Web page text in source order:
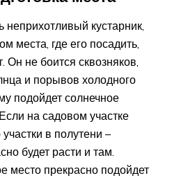
неприхотливый кустарник,
места, где его посадить,
Он не боится сквозняков,
и порывов холодного
подойдет солнечное
на садовом участке
в полутени –
будет расти и там.
место прекрасно подойдет